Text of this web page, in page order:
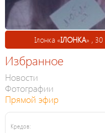
Ілонка «ІЛОНКА» , 30
Избранное
Новости
Фотографии
Прямой эфир
Кредов: